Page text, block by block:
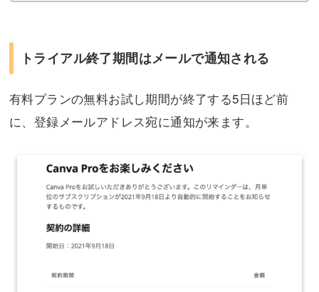
トライアル終了期間はメールで通知される
有料プランの無料お試し期間が終了する5日ほど前
に、登録メールアドレス宛に通知が来ます。